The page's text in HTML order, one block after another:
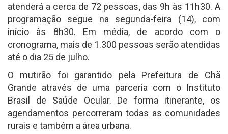
atenderá a cerca de 72 pessoas, das 9h às 11h30. A
programação segue na segunda-feira (14), com
início às 8h30. Em média, de acordo com o
cronograma, mais de 1.300 pessoas serão atendidas
até o dia 25 de julho.
O mutirão foi garantido pela Prefeitura de Chã
Grande através de uma parceria com o Instituto
Brasil de Saúde Ocular. De forma itinerante, os
agendamentos percorreram todas as comunidades
rurais e também a área urbana.